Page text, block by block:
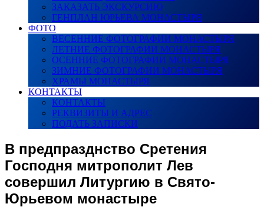
ЗАКАЗАТЬ ЭКСКУРСИЮ
ГЕНПЛАН ЮРЬЕВА МОНАСТЫРЯ
ФОТО
ВЕСЕННИЕ ФОТОГРАФИИ МОНАСТЫРЯ
ЛЕТНИЕ ФОТОГРАФИИ МОНАСТЫРЯ
ОСЕННИЕ ФОТОГРАФИИ МОНАСТЫРЯ
ЗИМНИЕ ФОТОГРАФИИ МОНАСТЫРЯ
ХРАМЫ МОНАСТЫРЯ
КОНТАКТЫ
КОНТАКТЫ
РЕКВИЗИТЫ И АДРЕС
ПОДАТЬ ЗАПИСКИ
В предпразднство Сретения
Господня митрополит Лев
совершил Литургию в Свято-
Юрьевом монастыре